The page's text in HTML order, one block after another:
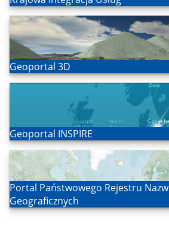
Otwórz
Geoportal 3D
Otwórz
Geoportal INSPIRE
Otwórz
Portal Państwowego Rejestru Nazw
Geograficznych